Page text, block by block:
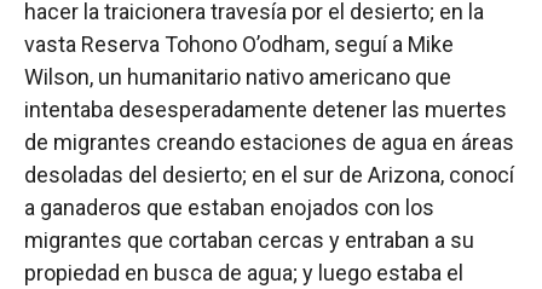
hacer la traicionera travesía por el desierto; en la
vasta Reserva Tohono O’odham, seguí a Mike
Wilson, un humanitario nativo americano que
intentaba desesperadamente detener las muertes
de migrantes creando estaciones de agua en áreas
desoladas del desierto; en el sur de Arizona, conocí
a ganaderos que estaban enojados con los
migrantes que cortaban cercas y entraban a su
propiedad en busca de agua; y luego estaba el